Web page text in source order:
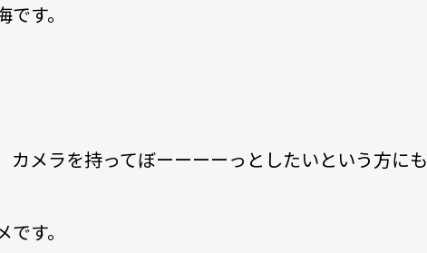
です。
カメラを持ってぼーーーーっとしたいという方にも
す。